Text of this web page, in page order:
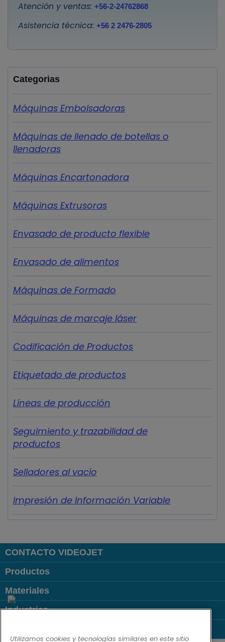
Atención y ventas: +56-2-24762868
Asistencia técnica: +56 2 2476-2805
Categorias
Máquinas Embolsadoras
Máquinas de llenado de botellas o
llenadoras
Máquinas Encartonadora
Máquinas Extrusoras
Envasado de producto flexible
Envasado de alimentos
Máquinas de Formado
Máquinas de marcaje láser
Codificación de Productos
Etiquetado de productos
Líneas de producción
Seguimiento y trazabilidad de
productos
Selladores al vacío
Impresión de Información Variable
CONTACTO VIDEOJET
Productos
Materiales
Industrias
Utilizamos cookies y tecnologías similares en este sitio